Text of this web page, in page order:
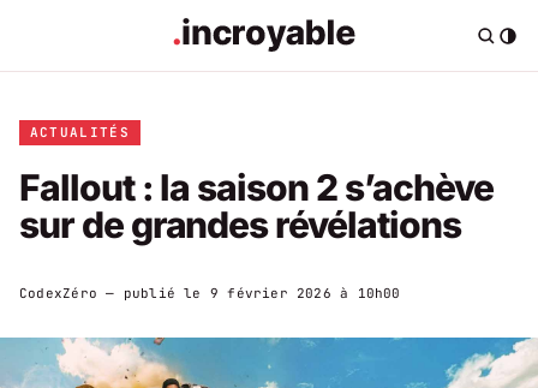
ACTUALITÉS
Fallout : la saison 2 s’achève
sur de grandes révélations
CodexZéro — publié le 9 février 2026 à 10h00